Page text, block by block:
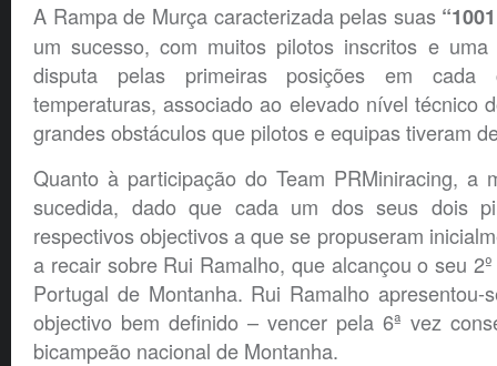
A Rampa de Murça caracterizada pelas suas
um sucesso, com muitos pilotos inscritos e
disputa pelas primeiras posições em cada
temperaturas, associado ao elevado nível técnico
grandes obstáculos que pilotos e equipas tiveram
Quanto à participação do Team PRMiniracing, a
sucedida, dado que cada um dos seus dois
respectivos objectivos a que se propuseram
a recair sobre Rui Ramalho, que alcançou o seu
Portugal de Montanha. Rui Ramalho
objectivo bem definido – vencer pela 6ª vez
bicampeão nacional de Montanha.